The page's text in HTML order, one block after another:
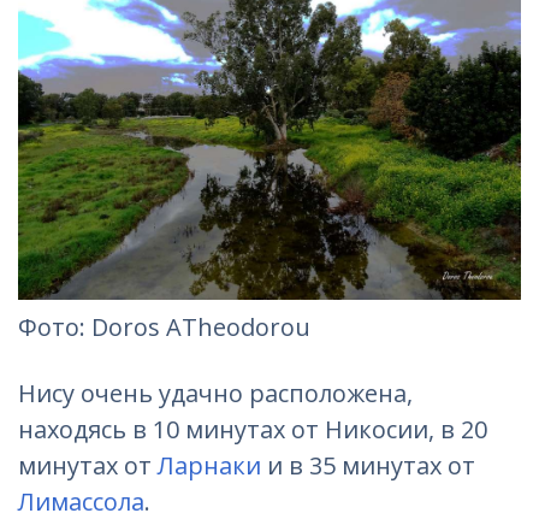
Фотo: Doros ATheodorou
Нису очень удачно расположена,
находясь в 10 минутах от Никосии, в 20
минутах отЛарнаки и в 35 минутах от
Лимассола.